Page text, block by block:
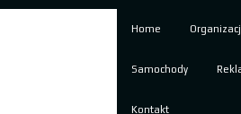
Home
Samochody
Kontakt